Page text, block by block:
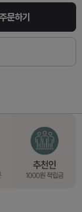
주문하기